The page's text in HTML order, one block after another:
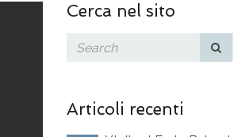
Cerca nel sito
Articoli recenti